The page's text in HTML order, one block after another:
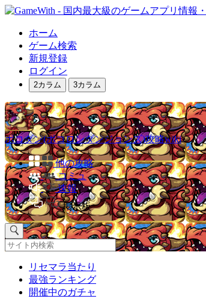
ホーム
ゲーム検索
新規登録
ログイン
2カラム 3カラム
ポコダン(ポコロンダンジョンズ)攻略wiki
他の攻略
コミュ
速報
掲示板
リセマラ当たり
最強ランキング
開催中のガチャ